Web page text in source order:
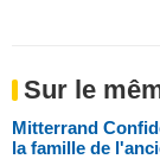
Sur le
Mitterrand
la famille de